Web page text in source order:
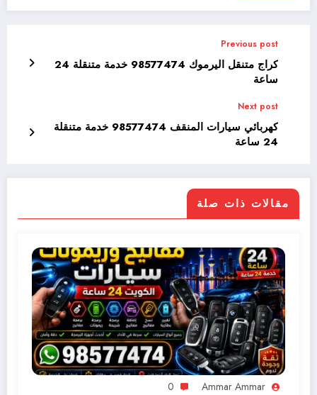
Previous post
كراج متنقل اليرموك 98577474 خدمة متنقلة 24
ساعة
Next post
كهربائي سيارات المنقف 98577474 خدمة متنقلة
24 ساعة
مقالات ذات صلة
Ammar Ammar
0